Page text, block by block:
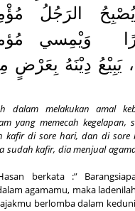
الرَجُلُ
وَيْمِسي
يَبِيْعُ دِيْنَهُ بِعَرْضٍ
dalam melakukan amal
yang memecah kegelapan,
kafir di sore hari, dan di
sudah kafir, dia menjual
berkata :”
agamamu, maka
berlomba dalam